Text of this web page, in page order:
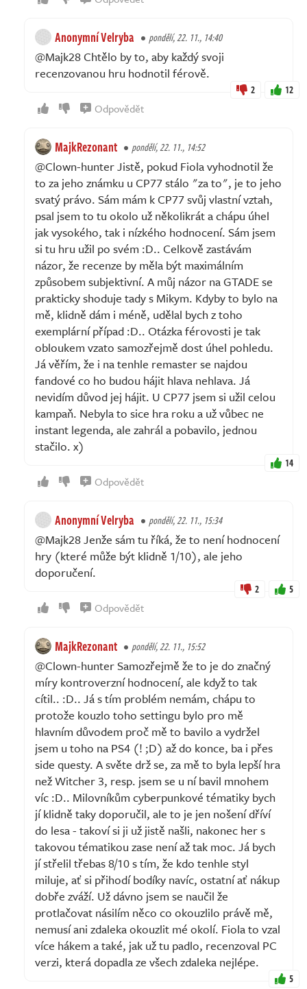
Anonymní Velryba pondělí, 22. 11., 14:40
@Majk28 Chtělo by to, aby každý svoji
recenzovanou hru hodnotil férově.
2 12
Odpovědět
MajkRezonant pondělí, 22. 11., 14:52
@Clown-hunter Jistě, pokud Fiola vyhodnotil že
to za jeho známku u CP77 stálo "za to", je to jeho
svatý právo. Sám mám k CP77 svůj vlastní vztah,
psal jsem to tu okolo už několikrát a chápu úhel
jak vysokého, tak i nízkého hodnocení. Sám jsem
si tu hru užil po svém :D.. Celkově zastávám
názor, že recenze by měla být maximálním
způsobem subjektivní. A můj názor na GTADE se
prakticky shoduje tady s Mikym. Kdyby to bylo na
mě, klidně dám i méně, udělal bych z toho
exemplární případ :D.. Otázka férovosti je tak
obloukem vzato samozřejmě dost úhel pohledu.
Já věřím, že i na tenhle remaster se najdou
fandové co ho budou hájit hlava nehlava. Já
nevidím důvod jej hájit. U CP77 jsem si užil celou
kampaň. Nebyla to sice hra roku a už vůbec ne
instant legenda, ale zahrál a pobavilo, jednou
stačilo. x)
14
Odpovědět
Anonymní Velryba pondělí, 22. 11., 15:34
@Majk28 Jenže sám tu říká, že to není hodnocení
hry (které může být klidně 1/10), ale jeho
doporučení.
2 5
Odpovědět
MajkRezonant pondělí, 22. 11., 15:52
@Clown-hunter Samozřejmě že to je do značný
míry kontroverzní hodnocení, ale když to tak
cítil.. :D.. Já s tím problém nemám, chápu to
protože kouzlo toho settingu bylo pro mě
hlavním důvodem proč mě to bavilo a vydržel
jsem u toho na PS4 (! ;D) až do konce, ba i přes
side questy. A světe drž se, za mě to byla lepší hra
než Witcher 3, resp. jsem se u ní bavil mnohem
víc :D.. Milovníkům cyberpunkové tématiky bych
jí klidně taky doporučil, ale to je jen nošení dříví
do lesa - takoví si ji už jistě našli, nakonec her s
takovou tématikou zase není až tak moc. Já bych
jí střelil třebas 8/10 s tím, že kdo tenhle styl
miluje, ať si přihodí bodíky navíc, ostatní ať nákup
dobře zváží. Už dávno jsem se naučil že
protlačovat násilím něco co okouzlilo právě mě,
nemusí ani zdaleka okouzlit mé okolí. Fiola to vzal
více hákem a také, jak už tu padlo, recenzoval PC
verzi, která dopadla ze všech zdaleka nejlépe.
5